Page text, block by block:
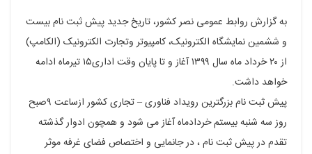
پلاس
به گزارش روابط عمومی نصر کشور، تاریخ جدید پیش ثبت نام بیست
و ششمین نمایشگاه الکترونیک، کامپیوتر وتجارت الکترونیک (الکامپ)
از ۲۰ خرداد ماه سال ۱۳۹۹ آغاز و تا پایان وقت اداری۱۵ تیرماه ادامه
خواهد داشت.
پیش ثبت نام بزرگترین رویداد فناوری – تجاری کشور ازساعت ۹صبح
روز سه شنبه بیستم خردادماه آغاز می شود و همچون ادوار گذشته
تقدم در پیش ثبت نام ، در جانمایی و اختصاص فضای غرفه موثر